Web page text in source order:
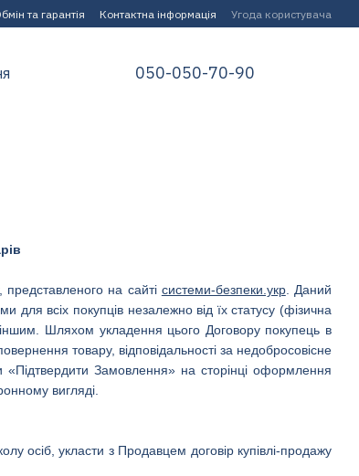
та гарантія Контактна інформація Угода користувача
050-050-70-90
на сайті системи-безпеки.укр. Даний
для всіх покупців незалежно від їх статусу (фізична
Шляхом укладення цього Договору покупець в
товару, відповідальності за недобросовісне
«Підтвердити Замовлення» на сторінці оформлення
вигляді.
осіб, укласти з Продавцем договір купівлі-продажу